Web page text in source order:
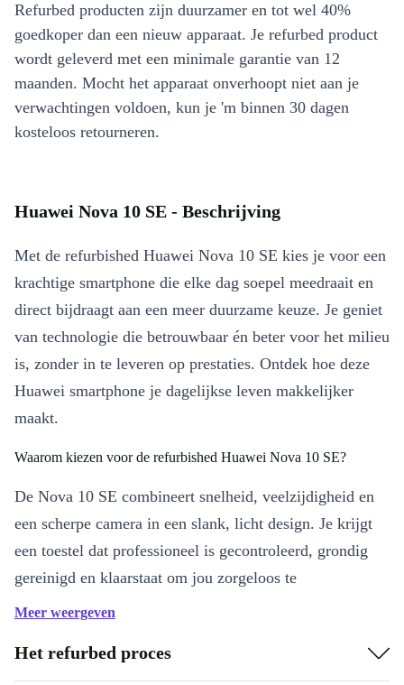
Refurbed producten zijn duurzamer en tot wel 40%
goedkoper dan een nieuw apparaat. Je refurbed product
wordt geleverd met een minimale garantie van 12
maanden. Mocht het apparaat onverhoopt niet aan je
verwachtingen voldoen, kun je 'm binnen 30 dagen
kosteloos retourneren.
Huawei Nova 10 SE - Beschrijving
Met de refurbished Huawei Nova 10 SE kies je voor een
krachtige smartphone die elke dag soepel meedraait en
direct bijdraagt aan een meer duurzame keuze. Je geniet
van technologie die betrouwbaar én beter voor het milieu
is, zonder in te leveren op prestaties. Ontdek hoe deze
Huawei smartphone je dagelijkse leven makkelijker
maakt.
Waarom kiezen voor de refurbished Huawei Nova 10 SE?
De Nova 10 SE combineert snelheid, veelzijdigheid en
een scherpe camera in een slank, licht design. Je krijgt
een toestel dat professioneel is gecontroleerd, grondig
gereinigd en klaarstaat om jou zorgeloos te
ondersteunen-of je nu onderweg werkt, je sociale media
Meer weergeven
Het refurbed proces